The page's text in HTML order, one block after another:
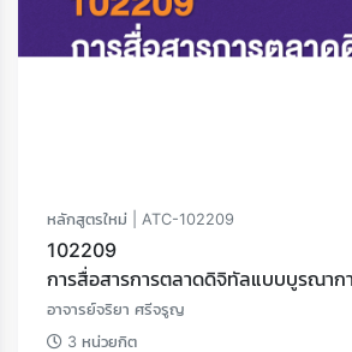
หลักสูตรใหม่ | ATC-102209
102209
การสื่อสารการตลาดดิจิทัลแบบบูรณาก
อาจารย์จริยา ศรีจรูญ
3 หน่วยกิต